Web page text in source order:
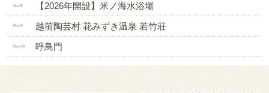
【2026年開設】米ノ海水浴場
越前陶芸村 花みずき温泉 若竹荘
呼鳥門